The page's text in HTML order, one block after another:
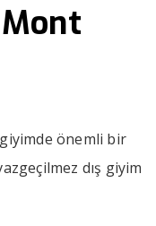
önemli bir
dış giyim